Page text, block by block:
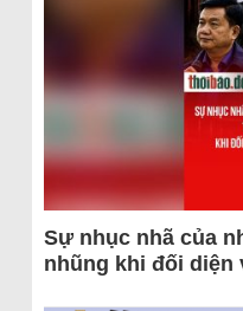
Sự nhục nhã của
nhũng khi đối diện